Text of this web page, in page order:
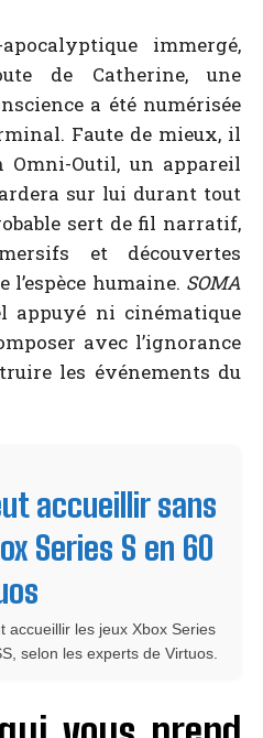
immergé,
de Catherine, une
a été numérisée
Faute de mieux, il
Outil, un appareil
sur lui durant tout
sert de fil narratif,
et découvertes
l’espèce humaine. SOMA
appuyé ni cinématique
avec l’ignorance
les événements du
accueillir sans
Series S en 60
accueillir les jeux Xbox Series
selon les experts de Virtuos.